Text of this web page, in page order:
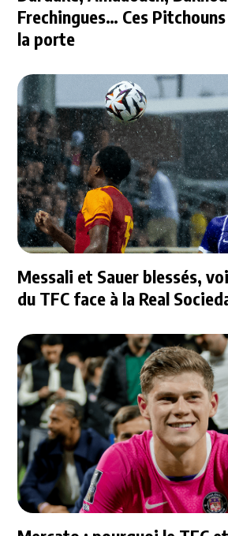
Frechingues… Ces
la porte
Messali et Sauer blessés,
du TFC face à la Real